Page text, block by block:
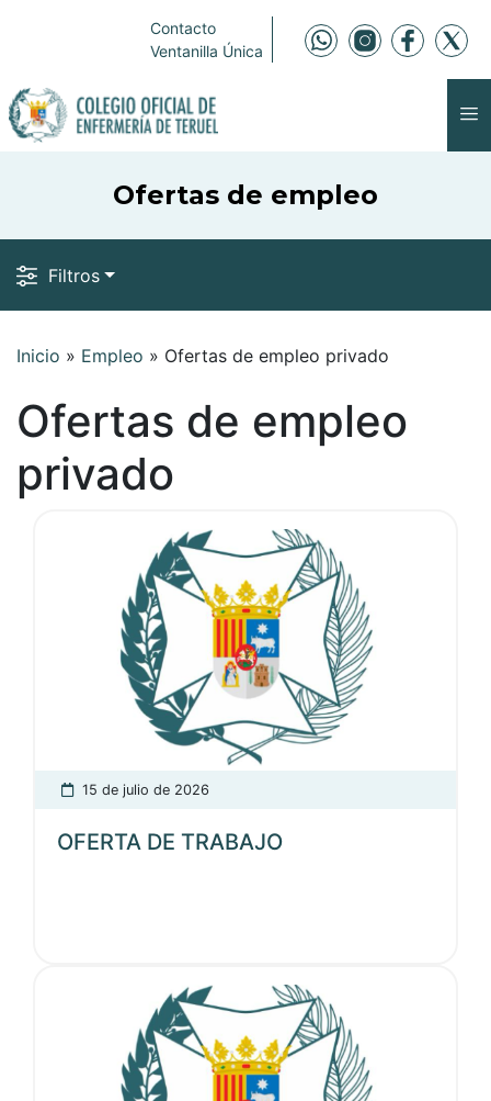
Contacto
Ventanilla Única
Ofertas de empleo
Filtros
Inicio » Empleo » Ofertas de empleo privado
Ofertas de empleo
privado
15 de julio de 2026
OFERTA DE TRABAJO